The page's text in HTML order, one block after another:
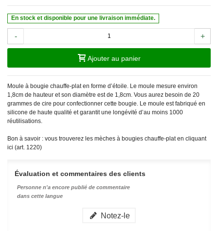
En stock et disponible pour une livraison immédiate.
- +
Ajouter au panier
Moule à bougie chauffe-plat en forme d’étoile. Le moule mesure environ
1,8cm de hauteur et son diamètre est de 1,8cm. Vous aurez besoin de 20
grammes de cire pour confectionner cette bougie. Le moule est fabriqué en
silicone de haute qualité et garantit une longévité d’au moins 1000
réutilisations.
Bon à savoir : vous trouverez les mèches à bougies chauffe-plat en cliquant
ici (art. 1220)
Évaluation et commentaires des clients
Personne n'a encore publié de commentaire
dans cette langue
Notez-le